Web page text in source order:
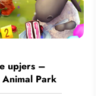
upjers –
Park